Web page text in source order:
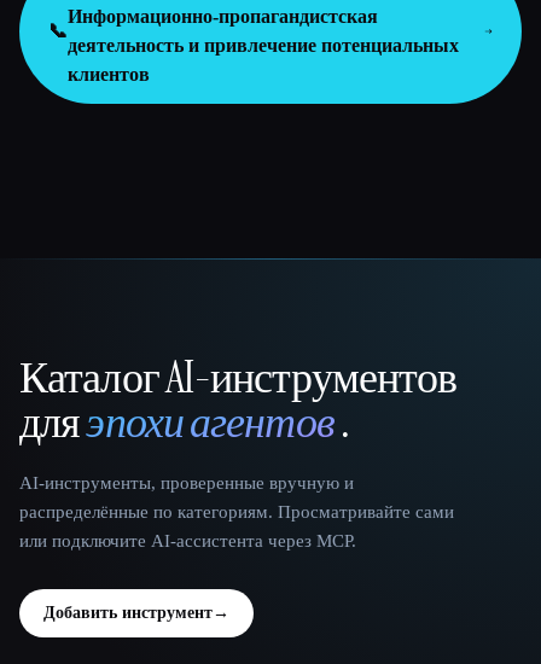
📞
Информационно-пропагандистская
деятельность и привлечение потенциальных
клиентов
That AI Collection
Каталог AI-инструментов
дляэпохи агентов.
AI-инструменты, проверенные вручную и
распределённые по категориям. Просматривайте сами
или подключите AI-ассистента через MCP.
Добавить инструмент→